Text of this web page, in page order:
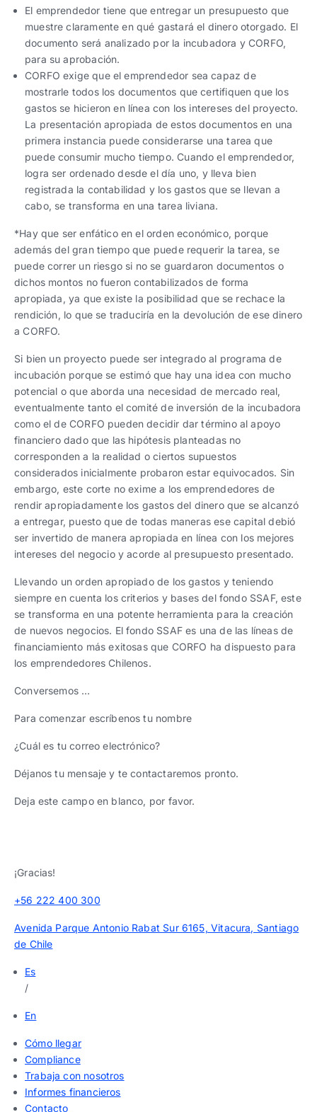
El emprendedor tiene que entregar un presupuesto que
muestre claramente en qué gastará el dinero otorgado. El
documento será analizado por la incubadora y CORFO,
para su aprobación.
CORFO exige que el emprendedor sea capaz de
mostrarle todos los documentos que certifiquen que los
gastos se hicieron en línea con los intereses del proyecto.
La presentación apropiada de estos documentos en una
primera instancia puede considerarse una tarea que
puede consumir mucho tiempo. Cuando el emprendedor,
logra ser ordenado desde el día uno, y lleva bien
registrada la contabilidad y los gastos que se llevan a
cabo, se transforma en una tarea liviana.
*Hay que ser enfático en el orden económico, porque
además del gran tiempo que puede requerir la tarea, se
puede correr un riesgo si no se guardaron documentos o
dichos montos no fueron contabilizados de forma
apropiada, ya que existe la posibilidad que se rechace la
rendición, lo que se traduciría en la devolución de ese dinero
a CORFO.
Si bien un proyecto puede ser integrado al programa de
incubación porque se estimó que hay una idea con mucho
potencial o que aborda una necesidad de mercado real,
eventualmente tanto el comité de inversión de la incubadora
como el de CORFO pueden decidir dar término al apoyo
financiero dado que las hipótesis planteadas no
corresponden a la realidad o ciertos supuestos
considerados inicialmente probaron estar equivocados. Sin
embargo, este corte no exime a los emprendedores de
rendir apropiadamente los gastos del dinero que se alcanzó
a entregar, puesto que de todas maneras ese capital debió
ser invertido de manera apropiada en línea con los mejores
intereses del negocio y acorde al presupuesto presentado.
Llevando un orden apropiado de los gastos y teniendo
siempre en cuenta los criterios y bases del fondo SSAF, este
se transforma en una potente herramienta para la creación
de nuevos negocios. El fondo SSAF es una de las líneas de
financiamiento más exitosas que CORFO ha dispuesto para
los emprendedores Chilenos.
Conversemos …
Para comenzar escríbenos tu nombre
¿Cuál es tu correo electrónico?
Déjanos tu mensaje y te contactaremos pronto.
Deja este campo en blanco, por favor.
¡Gracias!
+56 222 400 300
Avenida Parque Antonio Rabat Sur 6165, Vitacura, Santiago
de Chile
Es
/
En
Cómo llegar
Compliance
Trabaja con nosotros
Informes financieros
Contacto